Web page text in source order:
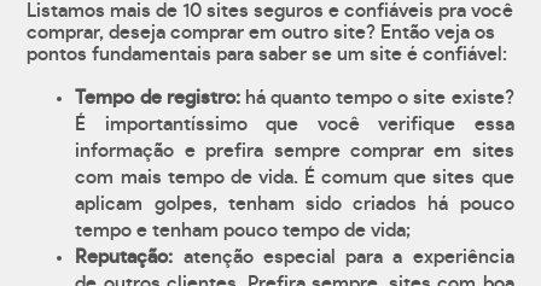
Listamos mais de 10 sites seguros e confiáveis pra você
comprar, deseja comprar em outro site? Então veja os
pontos fundamentais para saber se um site é confiável:
Tempo de registro:há quanto tempo o site existe?
É importantíssimo que você verifique essa
informação e prefira sempre comprar em sites
com mais tempo de vida. É comum que sites que
aplicam golpes, tenham sido criados há pouco
tempo e tenham pouco tempo de vida;
Reputação: atenção especial para a experiência